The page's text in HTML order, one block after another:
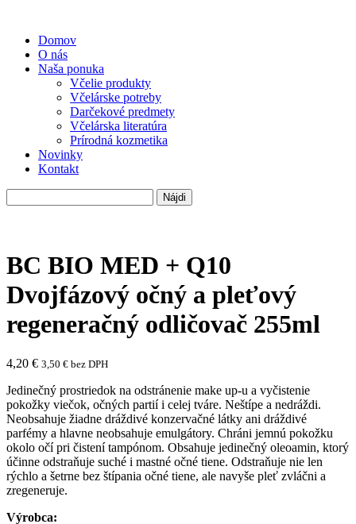
Domov
O nás
Naša ponuka
Včelie produkty
Včelárske potreby
Darčekové predmety
Včelárska literatúra
Prírodná kozmetika
Novinky
Kontakt
BC BIO MED + Q10
Dvojfázový očný a pleťový
regeneračný odličovač 255ml
4,20 € 3,50 € bez DPH
Jedinečný prostriedok na odstránenie make up-u a vyčistenie
pokožky viečok, očných partií i celej tváre. Neštípe a nedráždi.
Neobsahuje žiadne dráždivé konzervačné látky ani dráždivé
parfémy a hlavne neobsahuje emulgátory. Chráni jemnú pokožku
okolo očí pri čistení tampónom. Obsahuje jedinečný oleoamin, ktorý
účinne odstraňuje suché i mastné očné tiene. Odstraňuje nie len
rýchlo a šetrne bez štípania očné tiene, ale navyše pleť zvláčni a
zregeneruje.
Výrobca: